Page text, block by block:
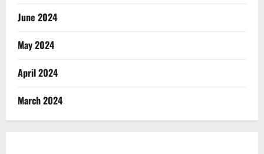
June 2024
May 2024
April 2024
March 2024